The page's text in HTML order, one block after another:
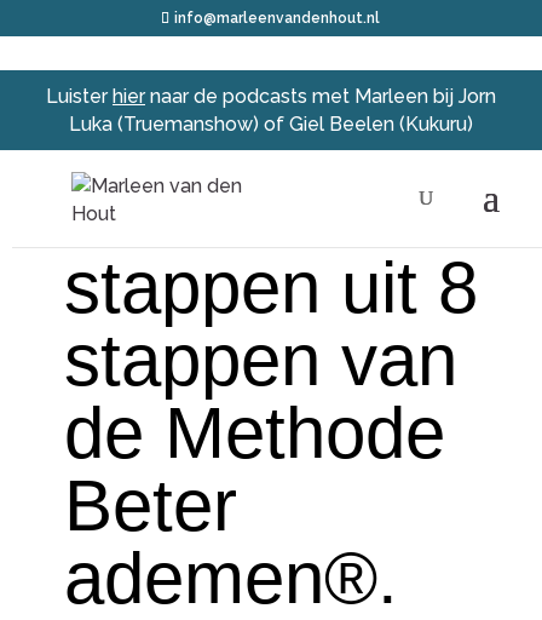
info@marleenvandenhout.nl
Luisterhiernaar de podcasts met Marleen bij Jorn
Luka (Truemanshow) of Giel Beelen (Kukuru)
De eerste 5
stappen uit 8
stappen van
de Methode
Beter
ademen®.